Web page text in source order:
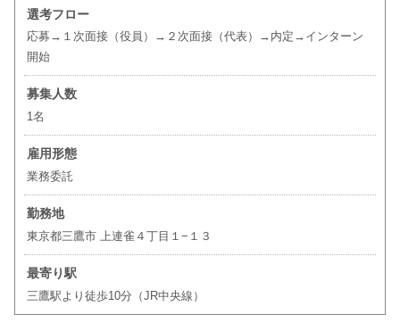
選考フロー
応募→１次面接（役員）→２次面接（代表）→内定→インターン
開始
募集人数
1名
雇用形態
業務委託
勤務地
東京都三鷹市 上連雀４丁目１−１３
最寄り駅
三鷹駅より徒歩10分（JR中央線）